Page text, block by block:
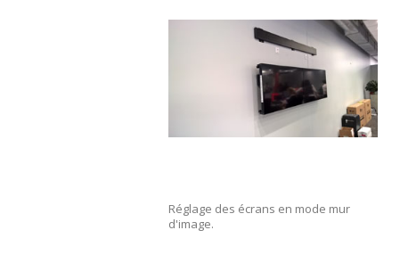
Réglage des écrans en mode mur
d'image.